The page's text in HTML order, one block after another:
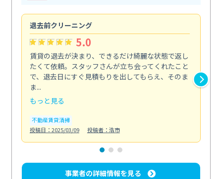
退去前クリーニング
5.0
賃貸の退去が決まり、できるだけ綺麗な状態で返し
たくて依頼。スタッフさんが立ち会ってくれたこと
で、退去日にすぐ見積もりを出してもらえ、そのま
ま...
もっと見る
不動産賃貸清掃
投稿日：2025/03/09
投稿者：浩市
事業者の詳細情報を見る